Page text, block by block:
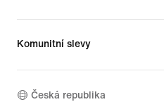
Komunitní slevy
Česká republika